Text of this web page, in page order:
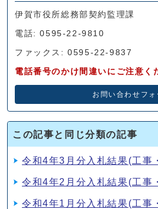
伊賀市役所総務部契約監理課
電話: 0595-22-9810
ファックス: 0595-22-9837
電話番号のかけ間違いにご注意く
お問い合わせフォ
この記事と同じ分類の記事
令和4年3月分入札結果(工事
令和4年2月分入札結果(工事
令和4年1月分入札結果(工事